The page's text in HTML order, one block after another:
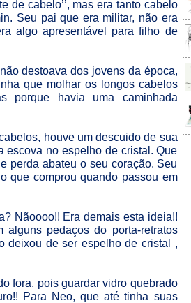
de cabelo’’, mas era tanto cabelo
Seu pai que era militar, não era
algo apresentável para filho de
destoava dos jovens da época,
que molhar os longos cabelos
havia uma caminhada
houve um descuido de sua
escova no espelho de cristal. Que
perda abateu o seu coração. Seu
que comprou quando passou em
Nãoooo!! Era demais esta ideia!!
alguns pedaços do porta-retratos
deixou de ser espelho de cristal ,
fora, pois guardar vidro quebrado
Para Neo, que até tinha suas